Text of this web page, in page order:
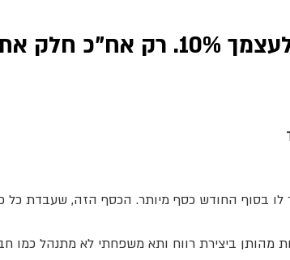
בין כל השאר
לו בסוף החודש כסף מיותר. הכסף הזה, שעבדת כל
ביצירת רווח ותא משפחתי לא מתנהל כמו